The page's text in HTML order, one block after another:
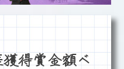
得賞金額ベ